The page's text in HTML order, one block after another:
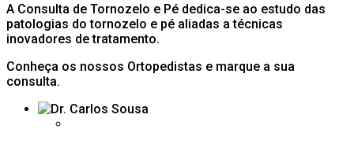
A Consulta de Tornozelo e Pé dedica-se ao estudo das
patologias do tornozelo e pé aliadas a técnicas
inovadores de tratamento.
Conheça os nossos Ortopedistas e marque a sua
consulta.